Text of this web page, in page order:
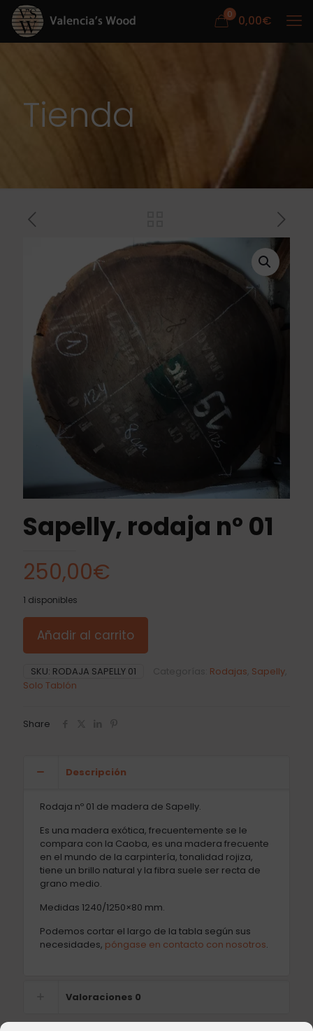
0 0,00€
Tienda
Sapelly, rodaja nº 01
250,00€
1 disponibles
Añadir al carrito
SKU: RODAJA SAPELLY 01 Rodajas Sapelly
Solo Tablón
Share
Descripción
Rodaja nº 01 de madera de Sapelly.
Es una madera exótica, frecuentemente se le
compara con la Caoba, es una madera frecuente
en el mundo de la carpintería, tonalidad rojiza,
tiene un brillo natural y la fibra suele ser recta de
grano medio.
Medidas 1240/1250×80 mm.
Podemos cortar el largo de la tabla según sus
necesidades, póngase en contacto con nosotros.
Valoraciones 0